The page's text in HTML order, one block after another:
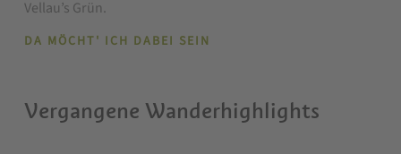
Vellau’s Grün.
DA MÖCHT' ICH DABEI SEIN
Vergangene Wanderhighlights